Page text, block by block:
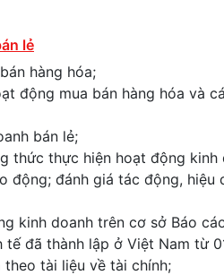
lẻ
hàng hóa;
động mua bán hàng hóa và
bán lẻ;
thức thực hiện hoạt động
đánh giá tác động, hiệu
kinh doanh trên cơ sở Báo
đã thành lập ở Việt Nam từ
tài liệu về tài chính;